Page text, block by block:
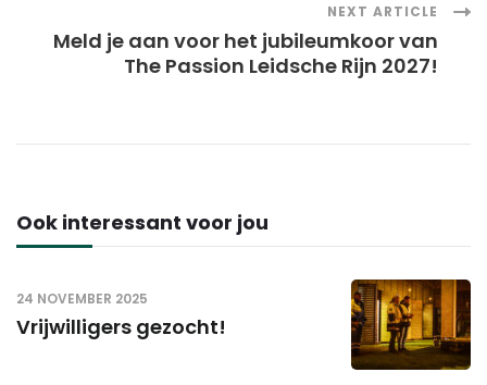
NEXT ARTICLE
Meld je aan voor het jubileumkoor van
The Passion Leidsche Rijn 2027!
Ook interessant voor jou
24 NOVEMBER 2025
Vrijwilligers gezocht!